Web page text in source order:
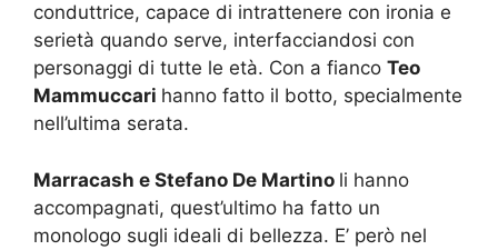
conduttrice, capace di intrattenere con ironia e
serietà quando serve, interfacciandosi con
personaggi di tutte le età. Con a fianco Teo
Mammuccari hanno fatto il botto, specialmente
nell’ultima serata.
Marracash e Stefano De Martino li hanno
accompagnati, quest’ultimo ha fatto un
monologo sugli ideali di bellezza. E’ però nel